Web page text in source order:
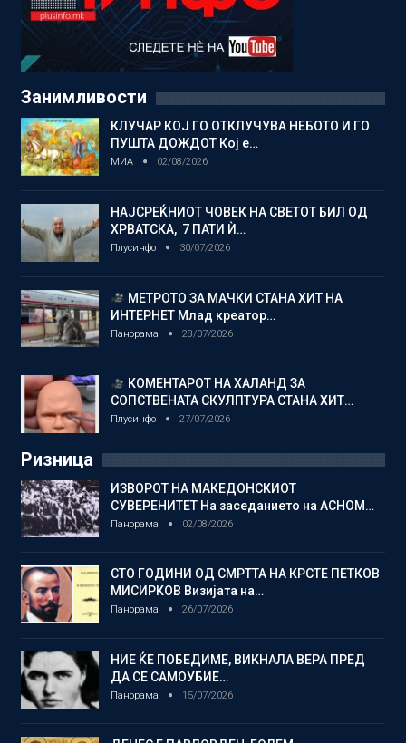
Занимливости
КЛУЧАР КОЈ ГО ОТКЛУЧУВА НЕБОТО И ГО
ПУШТА ДОЖДОТ Кој е…
МИА 02/08/2026
НАЈСРЕЌНИОТ ЧОВЕК НА СВЕТОТ БИЛ ОД
ХРВАТСКА, 7 ПАТИ Ѝ…
Плусинфо 30/07/2026
МЕТРОТО ЗА МАЧКИ СТАНА ХИТ НА
ИНТЕРНЕТ Млад креатор…
Панорама 28/07/2026
КОМЕНТАРОТ НА ХАЛАНД ЗА
СОПСТВЕНАТА СКУЛПТУРА СТАНА ХИТ…
Плусинфо 27/07/2026
Ризница
ИЗВОРОТ НА МАКЕДОНСКИОТ
СУВЕРЕНИТЕТ На заседанието на АСНОМ…
Панорама 02/08/2026
СТО ГОДИНИ ОД СМРТТА НА КРСТЕ ПЕТКОВ
МИСИРКОВ Визијата на…
Панорама 26/07/2026
НИЕ ЌЕ ПОБЕДИМЕ, ВИКНАЛА ВЕРА ПРЕД
ДА СЕ САМОУБИЕ…
Панорама 15/07/2026